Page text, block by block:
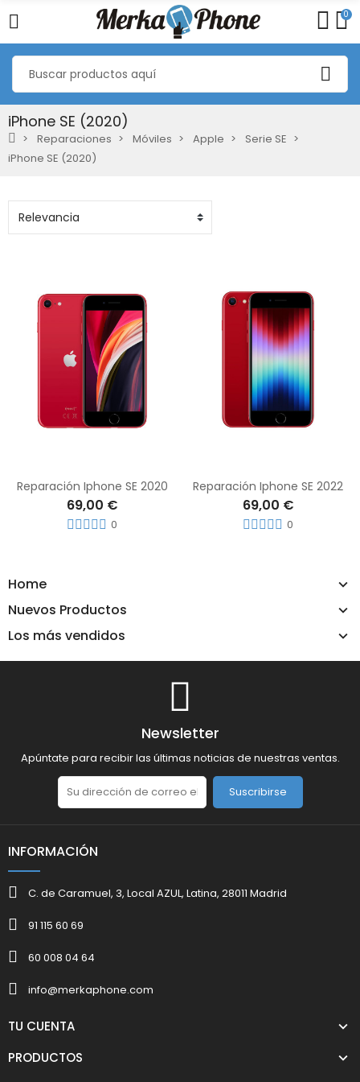
0
iPhone SE (2020)
Reparaciones Móviles Apple
Serie SE
iPhone SE (2020)
Home
Nuevos Productos
Los más vendidos
Reparación Iphone SE 2020
69,00 €
0
Reparación Iphone SE 2022
69,00 €
0
Newsletter
Apúntate para recibir las últimas noticias de nuestras ventas.
Suscribirse
INFORMACIÓN
C. de Caramuel, 3, Local AZUL, Latina, 28011 Madrid
91 115 60 69
60 008 04 64
info@merkaphone.com
TU CUENTA
PRODUCTOS